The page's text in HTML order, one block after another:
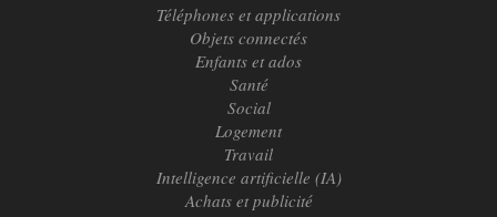
Téléphones et applications
Objets connectés
Enfants et ados
Santé
Social
Logement
Travail
Intelligence artificielle (IA)
Achats et publicité